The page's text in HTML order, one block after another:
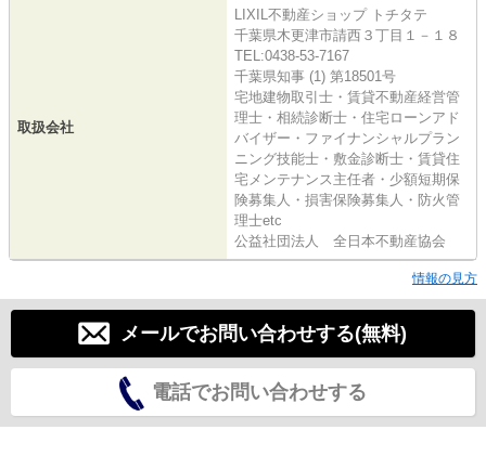
取扱会社
LIXIL不動産ショップ トチタテ
千葉県木更津市請西３丁目１－１８
TEL:0438-53-7167
千葉県知事 (1) 第18501号
宅地建物取引士・賃貸不動産経営管
理士・相続診断士・住宅ローンアド
バイザー・ファイナンシャルプラン
ニング技能士・敷金診断士・賃貸住
宅メンテナンス主任者・少額短期保
険募集人・損害保険募集人・防火管
理士etc
公益社団法人 全日本不動産協会
情報の見方
メールでお問い合わせする(無料)
電話でお問い合わせする